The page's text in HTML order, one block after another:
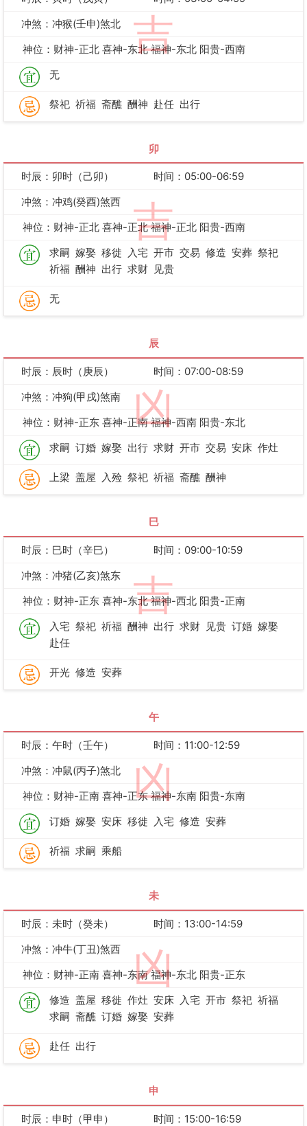
吉
冲煞：冲猴(壬申)煞北
神位：财神-正北 喜神-东北 福神-东北 阳贵-西南
无
祭祀 祈福 斋醮 酬神 赴任 出行
卯
吉
时辰：卯时（己卯）
时间：05:00-06:59
冲煞：冲鸡(癸酉)煞西
神位：财神-正北 喜神-正北 福神-正北 阳贵-西南
求嗣 嫁娶 移徙 入宅 开市 交易 修造 安葬 祭祀
祈福 酬神 出行 求财 见贵
无
辰
凶
时辰：辰时（庚辰）
时间：07:00-08:59
冲煞：冲狗(甲戌)煞南
神位：财神-正东 喜神-正南 福神-西南 阳贵-东北
求嗣 订婚 嫁娶 出行 求财 开市 交易 安床 作灶
上梁 盖屋 入殓 祭祀 祈福 斋醮 酬神
巳
吉
时辰：巳时（辛巳）
时间：09:00-10:59
冲煞：冲猪(乙亥)煞东
神位：财神-正东 喜神-东北 福神-西北 阳贵-正南
入宅 祭祀 祈福 酬神 出行 求财 见贵 订婚 嫁娶
赴任
开光 修造 安葬
午
凶
时辰：午时（壬午）
时间：11:00-12:59
冲煞：冲鼠(丙子)煞北
神位：财神-正南 喜神-正东 福神-东南 阳贵-东南
订婚 嫁娶 安床 移徙 入宅 修造 安葬
祈福 求嗣 乘船
未
凶
时辰：未时（癸未）
时间：13:00-14:59
冲煞：冲牛(丁丑)煞西
神位：财神-正南 喜神-东南 福神-东北 阳贵-正东
修造 盖屋 移徙 作灶 安床 入宅 开市 祭祀 祈福
求嗣 斋醮 订婚 嫁娶 安葬
赴任 出行
申
时辰：申时（甲申）
时间：15:00-16:59